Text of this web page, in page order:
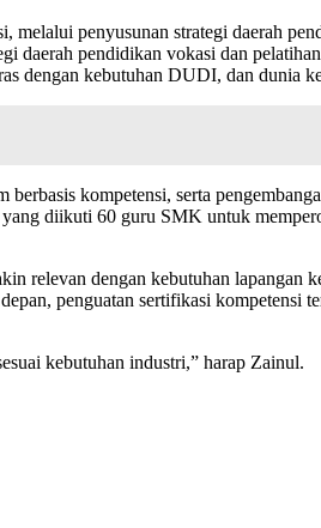
penyusunan strategi daerah
daerah pendidikan vokasi dan
dengan kebutuhan DUDI, dan dunia
kompetensi, serta
diikuti 60 guru SMK untuk
relevan dengan kebutuhan lapangan
penguatan sertifikasi kompetensi
kebutuhan industri,” harap Zainul.